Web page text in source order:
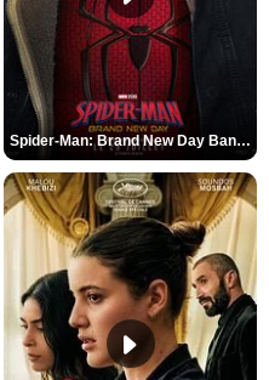
Spider-Man: Brand New Day Bande-annonce VO STFR